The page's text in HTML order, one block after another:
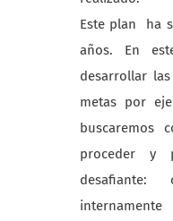
Este plan ha
años. En
desarrollar
metas por
buscaremos
proceder y
desafiante: